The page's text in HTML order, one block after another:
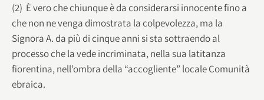
(2) È vero che chiunque è da considerarsi innocente fino a
che non ne venga dimostrata la colpevolezza, ma la
Signora A. da più di cinque anni si sta sottraendo al
processo che la vede incriminata, nella sua latitanza
fiorentina, nell’ombra della “accogliente” locale Comunità
ebraica.